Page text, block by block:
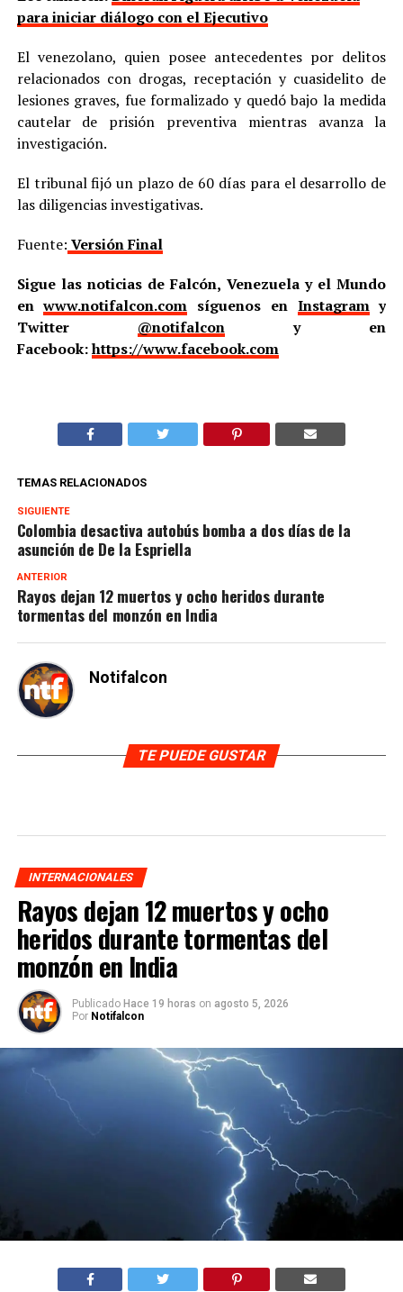
para iniciar diálogo con el Ejecutivo
El venezolano, quien posee antecedentes por delitos
relacionados con drogas, receptación y cuasidelito de
lesiones graves, fue formalizado y quedó bajo la medida
cautelar de prisión preventiva mientras avanza la
investigación.
El tribunal fijó un plazo de 60 días para el desarrollo de
las diligencias investigativas.
Fuente: Versión Final
Sigue las noticias de Falcón, Venezuela y el Mundo
enwww.notifalcon.com síguenos en Instagramy
Twitter @notifalcony en
Facebook:https://www.facebook.com
TEMAS RELACIONADOS
SIGUIENTE
Colombia desactiva autobús bomba a dos días de la
asunción de De la Espriella
ANTERIOR
Rayos dejan 12 muertos y ocho heridos durante
tormentas del monzón en India
Notifalcon
TE PUEDE GUSTAR
INTERNACIONALES
Rayos dejan 12 muertos y ocho
heridos durante tormentas del
monzón en India
Publicado Hace 19 horas on agosto 5, 2026
Por Notifalcon